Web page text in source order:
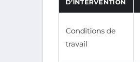
D’INTERVENTION
Conditions de
travail